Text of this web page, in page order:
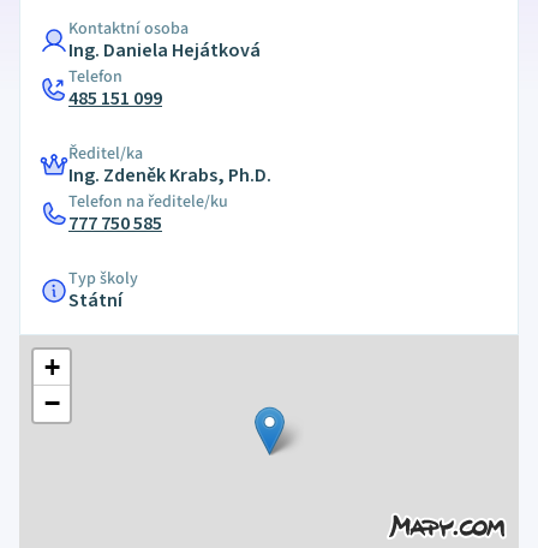
Kontaktní osoba
Ing. Daniela Hejátková
Telefon
485 151 099
Ředitel/ka
Ing. Zdeněk Krabs, Ph.D.
Telefon na ředitele/ku
777 750 585
Typ školy
Státní
+
−